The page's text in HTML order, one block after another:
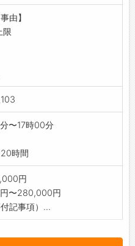
し」
ハローワークからの「紹介
由】
限
〜17時00分
時間
円
〜280,000円
付記事項）...